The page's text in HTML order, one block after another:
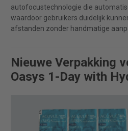
autofocustechnologie die
waardoor gebruikers duidelijk
afstanden zonder handmatige
Nieuwe Verpakking
Oasys 1-Day with